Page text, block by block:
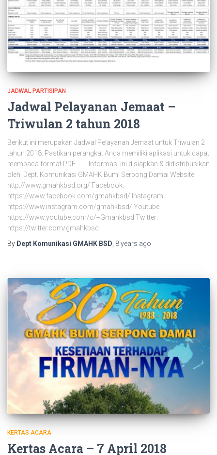
JADWAL PARTISIPAN
Jadwal Pelayanan Jemaat –
Triwulan 2 tahun 2018
Berikut ini merupakan Jadwal Pelayanan Jemaat untuk Triwulan 2
tahun 2018. Pastikan perangkat Anda memiliki aplikasi untuk dapat
membaca format PDF Informasi ini disiapkan & didistribusikan
oleh: Dept. Komunikasi GMAHK Bumi Serpong Damai Website:
http://www.gmahkbsd.org/ Facebook:
https://www.facebook.com/gmahkbsd/ Instagram:
https://www.instagram.com/gmahkbsd/ Youtube:
https://www.youtube.com/c/+Gmahkbsd Twitter:
https://twitter.com/gmahkbsd
By Dept Komunikasi GMAHK BSD 8 years ago
KERTAS ACARA
Kertas Acara – 7 April 2018